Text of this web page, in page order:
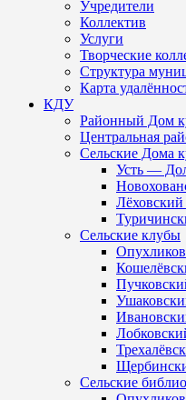
Учредители
Коллектив
Услуги
Творческие
Структура
Карта
КДУ
Районный Дом
Центральная
Сельские Дома
Усть —
Сельские клубы
Сельские